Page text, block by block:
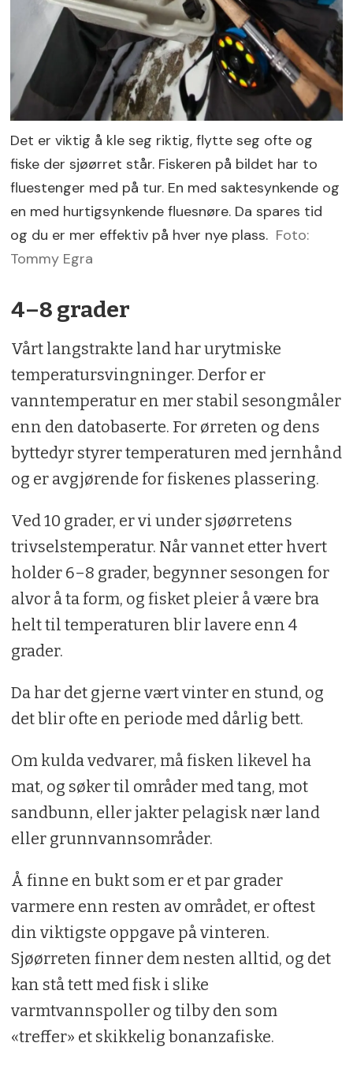
Det er viktig å kle seg riktig, flytte seg ofte og
fiske der sjøørret står. Fiskeren på bildet har to
fluestenger med på tur. En med saktesynkende og
en med hurtigsynkende fluesnøre. Da spares tid
og du er mer effektiv på hver nye plass. Foto:
Tommy Egra
4–8 grader
Vårt langstrakte land har urytmiske
temperatursvingninger. Derfor er
vanntemperatur en mer stabil sesongmåler
enn den datobaserte. For ørreten og dens
byttedyr styrer temperaturen med jernhånd
og er avgjørende for fiskenes plassering.
Ved 10 grader, er vi under sjøørretens
trivselstemperatur. Når vannet etter hvert
holder 6–8 grader, begynner sesongen for
alvor å ta form, og fisket pleier å være bra
helt til temperaturen blir lavere enn 4
grader.
Da har det gjerne vært vinter en stund, og
det blir ofte en periode med dårlig bett.
Om kulda vedvarer, må fisken likevel ha
mat, og søker til områder med tang, mot
sandbunn, eller jakter pelagisk nær land
eller grunnvannsområder.
Å finne en bukt som er et par grader
varmere enn resten av området, er oftest
din viktigste oppgave på vinteren.
Sjøørreten finner dem nesten alltid, og det
kan stå tett med fisk i slike
varmtvannspoller og tilby den som
«treffer» et skikkelig bonanzafiske.